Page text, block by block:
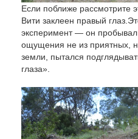
Если поближе рассмотрите
Вити заклеен правый
эксперимент — он пробывал
ощущения не из приятных,
земли, пытался
глаза».